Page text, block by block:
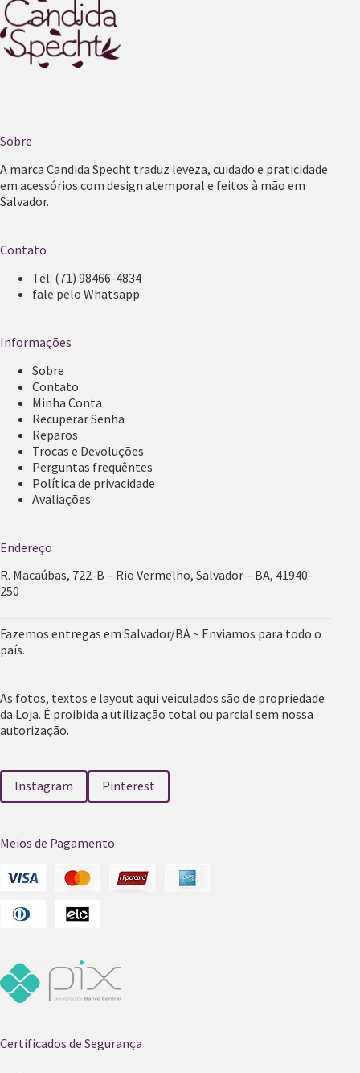
Sobre
A marca Candida Specht traduz leveza, cuidado e praticidade
em acessórios com design atemporal e feitos à mão em
Salvador.
Contato
Tel: (71) 98466-4834
fale pelo Whatsapp
Informações
Sobre
Contato
Minha Conta
Recuperar Senha
Reparos
Trocas e Devoluções
Perguntas frequêntes
Política de privacidade
Avaliações
Endereço
R. Macaúbas, 722-B – Rio Vermelho, Salvador – BA, 41940-
250
Fazemos entregas em Salvador/BA ~ Enviamos para todo o
país.
As fotos, textos e layout aqui veiculados são de propriedade
da Loja. É proibida a utilização total ou parcial sem nossa
autorização.
Instagram Pinterest
Meios de Pagamento
Certificados de Segurança